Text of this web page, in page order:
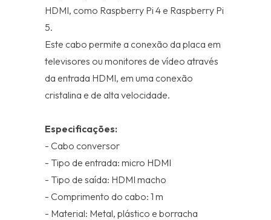
HDMI, como Raspberry Pi 4 e Raspberry Pi
5.
Este cabo permite a conexão da placa em
televisores ou monitores de vídeo através
da entrada HDMI, em uma conexão
cristalina e de alta velocidade.
Especificações:
- Cabo conversor
- Tipo de entrada: micro HDMI
- Tipo de saída: HDMI macho
- Comprimento do cabo: 1 m
- Material: Metal, plástico e borracha